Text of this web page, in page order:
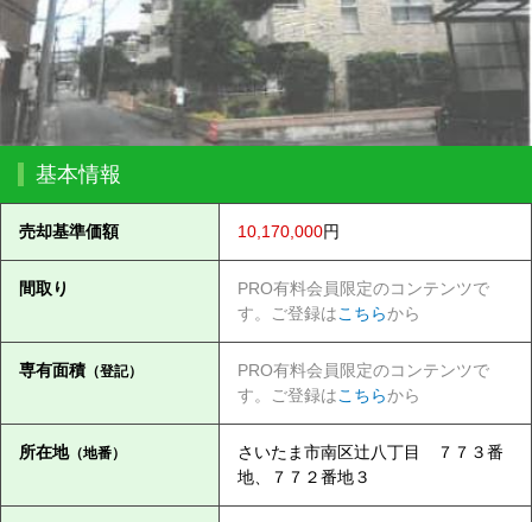
基本情報
売却基準価額 10,170,000円
間取り
PRO有料会員限定のコンテンツで
す。ご登録はこちらから
専有面積（登記）
PRO有料会員限定のコンテンツで
す。ご登録はこちらから
所在地（地番）
さいたま市南区辻八丁目 ７７３番
地、７７２番地３